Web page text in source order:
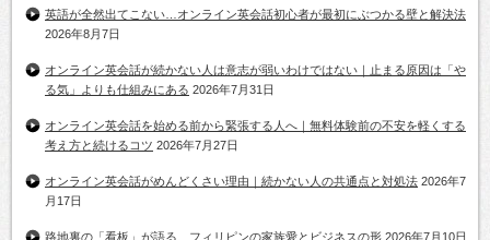
英語が全然出てこない…オンライン英会話初心者が最初にぶつかる壁と解決法
2026年8月7日
オンライン英会話が続かない人は意志が弱いわけではない｜止まる原因は「や
る気」よりも仕組みにある 2026年7月31日
オンライン英会話を始める前から緊張する人へ｜無料体験前の不安を軽くする
考え方と続けるコツ 2026年7月27日
オンライン英会話がめんどくさい理由｜続かない人の共通点と対処法 2026年7
月17日
路地裏の「看板」が語る、フィリピンの家族愛とビジネスの形 2026年7月10日